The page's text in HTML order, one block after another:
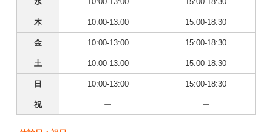
木 10:00-13:00 15:00-18:30
金 10:00-13:00 15:00-18:30
土 10:00-13:00 15:00-18:30
日 10:00-13:00 15:00-18:30
祝 ー ー